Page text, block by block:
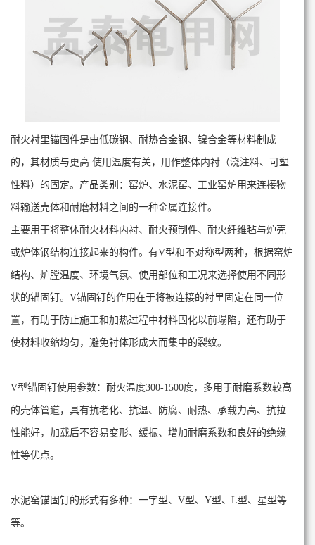
耐火衬里锚固件是由低碳钢、耐热合金钢、镍合金等材料制成
的，其材质与更高 使用温度有关，用作整体内衬（浇注料、可塑
性料）的固定。产品类别：窑炉、水泥窑、工业窑炉用来连接物
料输送壳体和耐磨材料之间的一种金属连接件。
主要用于将整体耐火材料内衬、耐火预制件、耐火纤维毡与炉壳
或炉体钢结构连接起来的构件。有V型和不对称型两种，根据窑炉
结构、炉膛温度、环境气氛、使用部位和工况来选择使用不同形
状的锚固钉。V锚固钉的作用在于将被连接的衬里固定在同一位
置，有助于防止施工和加热过程中材料固化以前塌陷，还有助于
使材料收缩均匀，避免衬体形成大而集中的裂纹。
V型锚固钉使用参数：耐火温度300-1500度，多用于耐磨系数较高
的壳体管道，具有抗老化、抗温、防腐、耐热、承载力高、抗拉
性能好，加载后不容易变形、缓振、增加耐磨系数和良好的绝缘
性等优点。
水泥窑锚固钉的形式有多种：一字型、V型、Y型、L型、星型等
等。